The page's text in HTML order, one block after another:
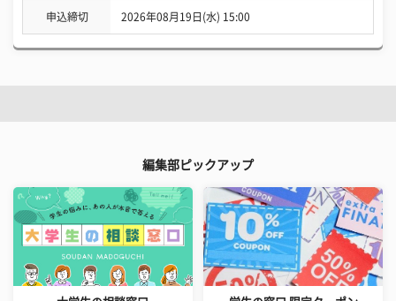
申込締切 2026年08月19日(水) 15:00
編集部ピックアップ